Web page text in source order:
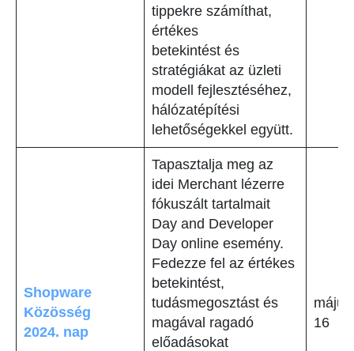
tippekre számíthat,
értékes
betekintést és
stratégiákat az üzleti
modell fejlesztéséhez,
hálózatépítési
lehetőségekkel együtt.
Shopware
Közösség
2024. nap
Tapasztalja meg az
idei Merchant lézerre
fókuszált tartalmait
Day and Developer
Day online esemény.
Fedezze fel az értékes
betekintést,
tudásmegosztást és
magával ragadó
előadásokat
16